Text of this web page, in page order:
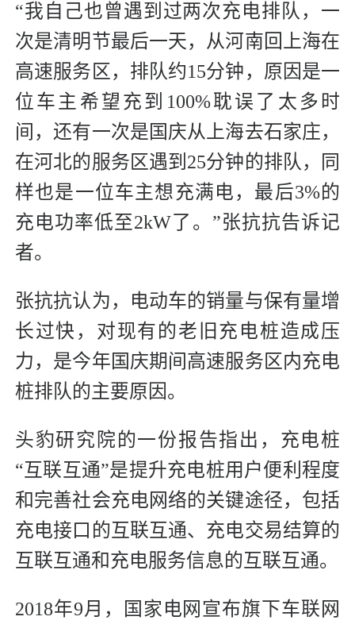
“我自己也曾遇到过两次充电排队，一
次是清明节最后一天，从河南回上海在
高速服务区，排队约15分钟，原因是一
位车主希望充到100%耽误了太多时
间，还有一次是国庆从上海去石家庄，
在河北的服务区遇到25分钟的排队，同
样也是一位车主想充满电，最后3%的
充电功率低至2kW了。”张抗抗告诉记
者。
张抗抗认为，电动车的销量与保有量增
长过快，对现有的老旧充电桩造成压
力，是今年国庆期间高速服务区内充电
桩排队的主要原因。
头豹研究院的一份报告指出，充电桩
“互联互通”是提升充电桩用户便利程度
和完善社会充电网络的关键途径，包括
充电接口的互联互通、充电交易结算的
互联互通和充电服务信息的互联互通。
2018年9月，国家电网宣布旗下车联网